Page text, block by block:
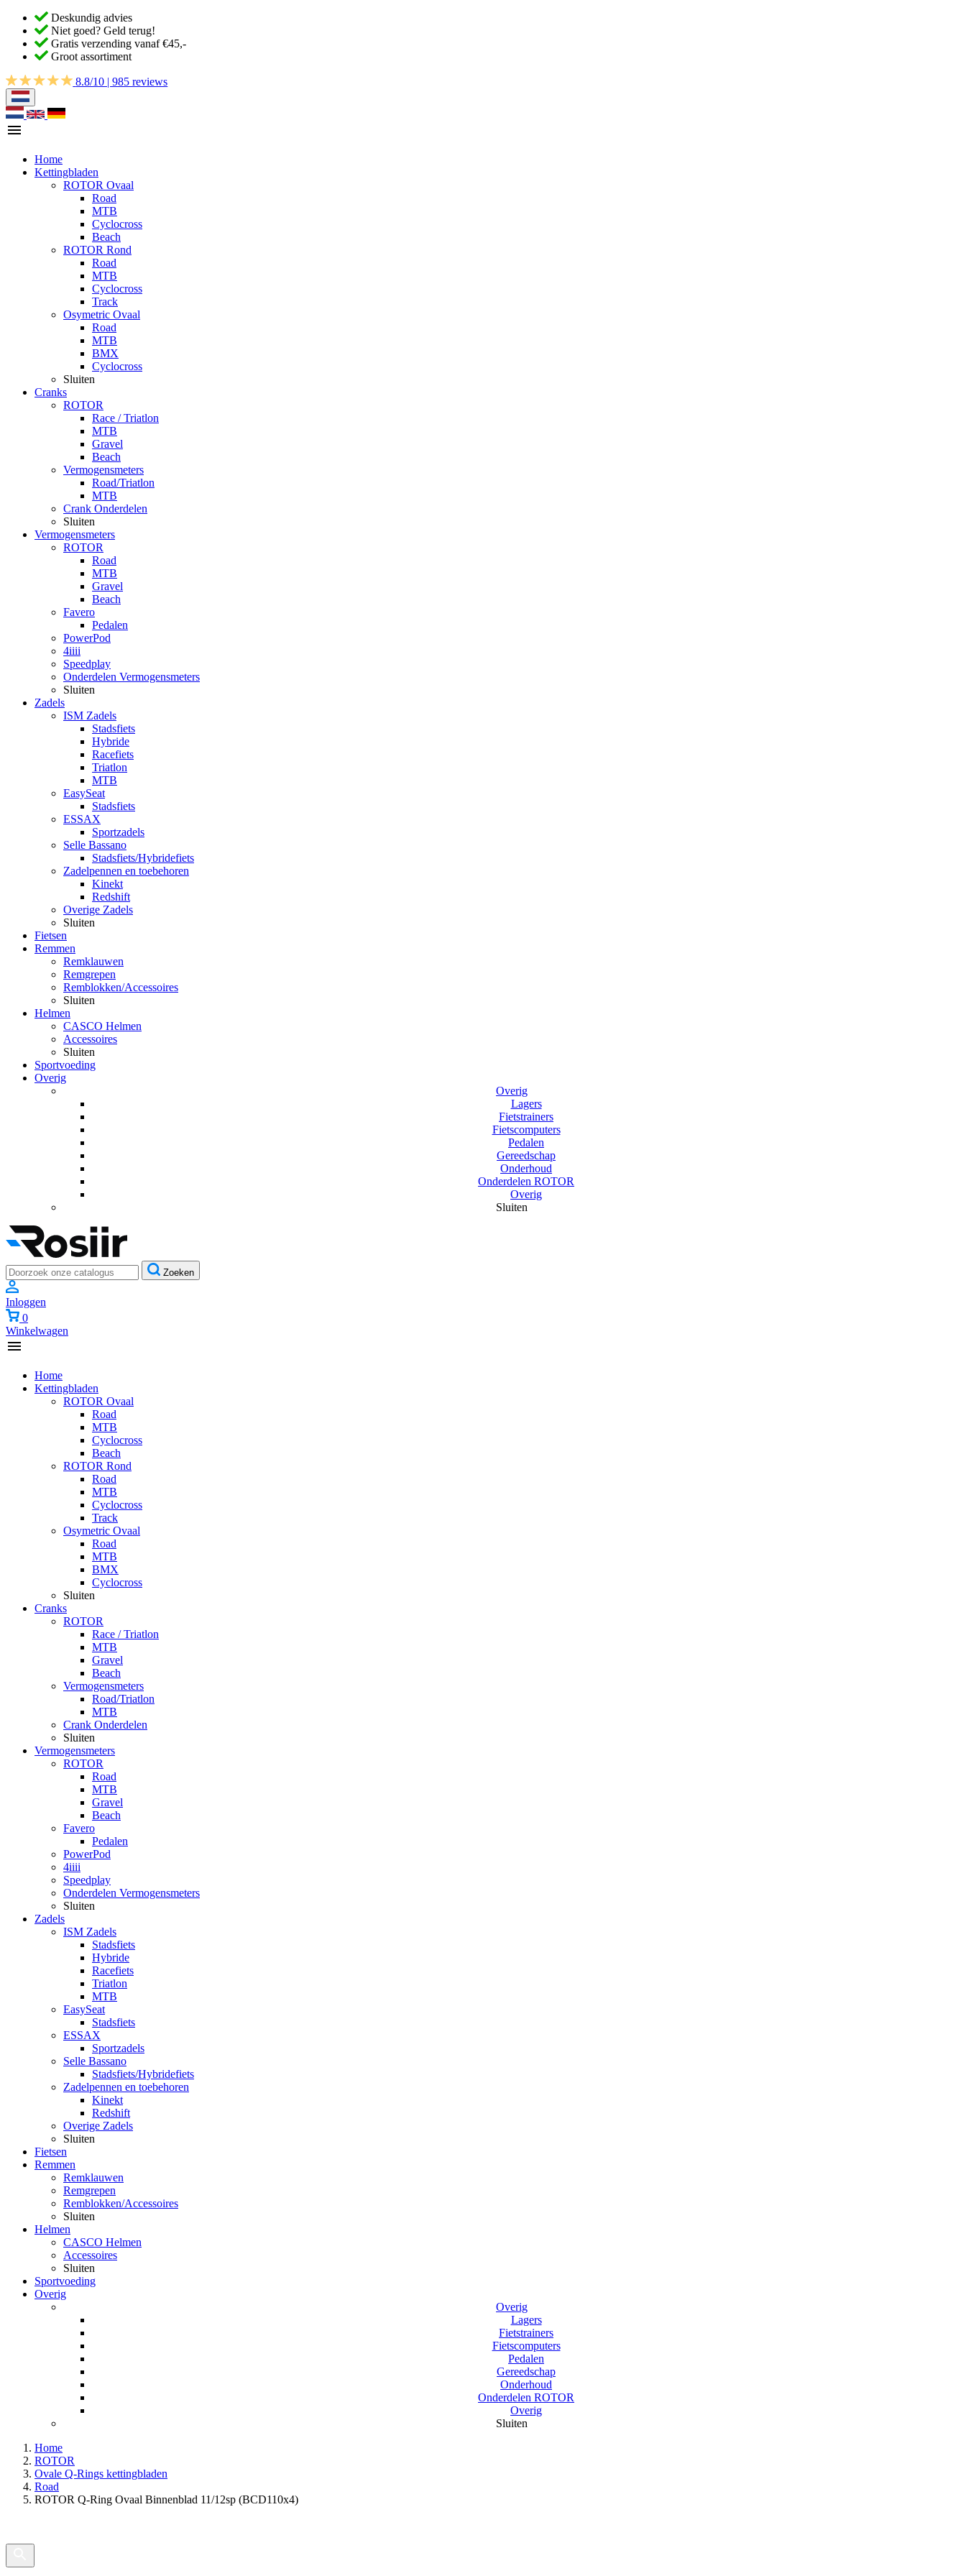
Deskundig advies
Niet goed? Geld terug!
Gratis verzending vanaf €45,-
Groot assortiment
8.8/10 | 985 reviews
Home
Kettingbladen
ROTOR Ovaal
Road
MTB
Cyclocross
Beach
ROTOR Rond
Road
MTB
Cyclocross
Track
Osymetric Ovaal
Road
MTB
BMX
Cyclocross
Sluiten
Cranks
ROTOR
Race / Triatlon
MTB
Gravel
Beach
Vermogensmeters
Road/Triatlon
MTB
Crank Onderdelen
Sluiten
Vermogensmeters
ROTOR
Road
MTB
Gravel
Beach
Favero
Pedalen
PowerPod
4iiii
Speedplay
Onderdelen Vermogensmeters
Sluiten
Zadels
ISM Zadels
Stadsfiets
Hybride
Racefiets
Triatlon
MTB
EasySeat
Stadsfiets
ESSAX
Sportzadels
Selle Bassano
Stadsfiets/Hybridefiets
Zadelpennen en toebehoren
Kinekt
Redshift
Overige Zadels
Sluiten
Fietsen
Remmen
Remklauwen
Remgrepen
Remblokken/Accessoires
Sluiten
Helmen
CASCO Helmen
Accessoires
Sluiten
Sportvoeding
Overig
Overig
Lagers
Fietstrainers
Fietscomputers
Pedalen
Gereedschap
Onderhoud
Onderdelen ROTOR
Overig
Sluiten
Zoeken
Inloggen
0
Winkelwagen
Home
Kettingbladen
ROTOR Ovaal
Road
MTB
Cyclocross
Beach
ROTOR Rond
Road
MTB
Cyclocross
Track
Osymetric Ovaal
Road
MTB
BMX
Cyclocross
Sluiten
Cranks
ROTOR
Race / Triatlon
MTB
Gravel
Beach
Vermogensmeters
Road/Triatlon
MTB
Crank Onderdelen
Sluiten
Vermogensmeters
ROTOR
Road
MTB
Gravel
Beach
Favero
Pedalen
PowerPod
4iiii
Speedplay
Onderdelen Vermogensmeters
Sluiten
Zadels
ISM Zadels
Stadsfiets
Hybride
Racefiets
Triatlon
MTB
EasySeat
Stadsfiets
ESSAX
Sportzadels
Selle Bassano
Stadsfiets/Hybridefiets
Zadelpennen en toebehoren
Kinekt
Redshift
Overige Zadels
Sluiten
Fietsen
Remmen
Remklauwen
Remgrepen
Remblokken/Accessoires
Sluiten
Helmen
CASCO Helmen
Accessoires
Sluiten
Sportvoeding
Overig
Overig
Lagers
Fietstrainers
Fietscomputers
Pedalen
Gereedschap
Onderhoud
Onderdelen ROTOR
Overig
Sluiten
Home
ROTOR
Ovale Q-Rings kettingbladen
Road
ROTOR Q-Ring Ovaal Binnenblad 11/12sp (BCD110x4)